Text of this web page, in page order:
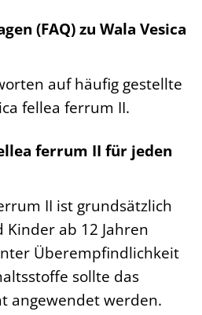
(FAQ) zu Wala Vesica
auf häufig gestellte
fellea ferrum II.
ferrum II für jeden
II ist grundsätzlich
ab 12 Jahren
Überempfindlichkeit
sollte das
angewendet werden.